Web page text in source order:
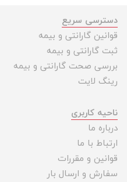
دسترسی سریع
قوانین گارانتی و بیمه
ثبت گارانتی و بیمه
بررسی صحت گارانتی و بیمه
رینگ لایت
ناحیه کاربری
درباره ما
ارتباط با ما
قوانین و مقررات
سفارش و ارسال بار